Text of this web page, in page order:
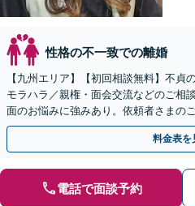
性格の不一致での離婚
【九州エリア】【初回相談無料】不貞
モラハラ／親権・面会交流などのご相
面のお悩みに強みあり。依頼者さまの
サポート【子連れ相談】【休日相談可
料金表を
電話で面談予約